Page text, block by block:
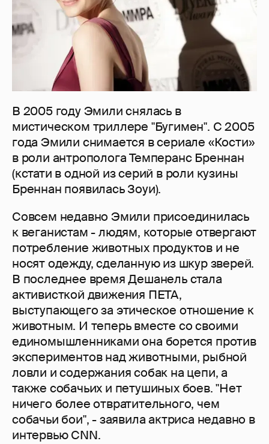
В 2005 году Эмили снялась в
мистическом триллере "Бугимен". С 2005
года Эмили снимается в сериале «Кости»
в роли антрополога Темперанс Бреннан
(кстати в одной из серий в роли кузины
Бреннан появилась Зоуи).
Совсем недавно Эмили присоединилась
к веганистам - людям, которые отвергают
потребление животных продуктов и не
носят одежду, сделанную из шкур зверей.
В последнее время Дешанель стала
активисткой движения ПЕТА,
выступающего за этическое отношение к
животным. И теперь вместе со своими
единомышленниками она борется против
экспериментов над животными, рыбной
ловли и содержания собак на цепи, а
также собачьих и петушиных боев. "Нет
ничего более отвратительного, чем
собачьи бои", - заявила актриса недавно в
интервью CNN.